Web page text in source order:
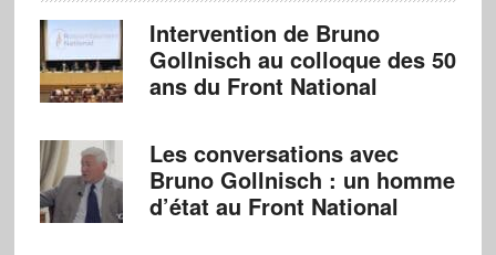
Intervention de Bruno
Gollnisch au colloque des 50
ans du Front National
Les conversations avec
Bruno Gollnisch : un homme
d’état au Front National